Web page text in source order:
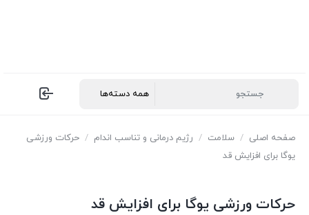
صفحه اصلی / سلامت / رژیم درمانی و تناسب اندام / حرکات ورزشی
یوگا برای افزایش قد
حرکات ورزشی یوگا برای افزایش قد